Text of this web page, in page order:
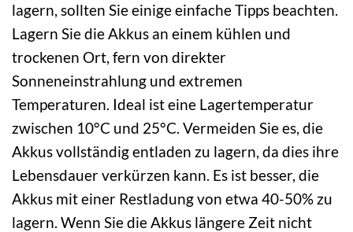
lagern, sollten Sie einige einfache Tipps beachten.
Lagern Sie die Akkus an einem kühlen und
trockenen Ort, fern von direkter
Sonneneinstrahlung und extremen
Temperaturen. Ideal ist eine Lagertemperatur
zwischen 10°C und 25°C. Vermeiden Sie es, die
Akkus vollständig entladen zu lagern, da dies ihre
Lebensdauer verkürzen kann. Es ist besser, die
Akkus mit einer Restladung von etwa 40-50% zu
lagern. Wenn Sie die Akkus längere Zeit nicht